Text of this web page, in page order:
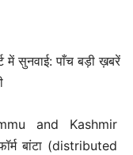
and Kashmir
बांटा (distributed